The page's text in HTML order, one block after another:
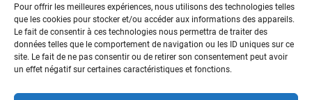
Pour offrir les meilleures expériences, nous utilisons des technologies telles
que les cookies pour stocker et/ou accéder aux informations des appareils.
Le fait de consentir à ces technologies nous permettra de traiter des
données telles que le comportement de navigation ou les ID uniques sur ce
site. Le fait de ne pas consentir ou de retirer son consentement peut avoir
un effet négatif sur certaines caractéristiques et fonctions.
INSTAGRAM